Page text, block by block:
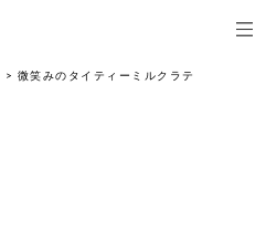
> 微笑みのタイティーミルクラテ